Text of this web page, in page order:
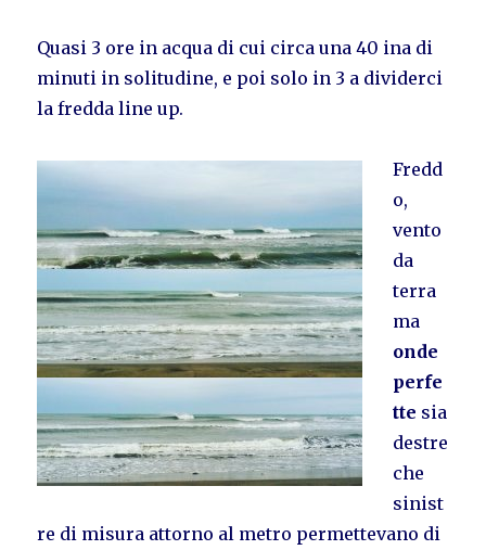
Quasi 3 ore in acqua di cui circa una 40 ina di
minuti in solitudine, e poi solo in 3 a dividerci
la fredda line up.
Fredd
o,
vento
da
terra
ma
onde
perfe
tte sia
destre
che
sinist
re di misura attorno al metro permettevano di